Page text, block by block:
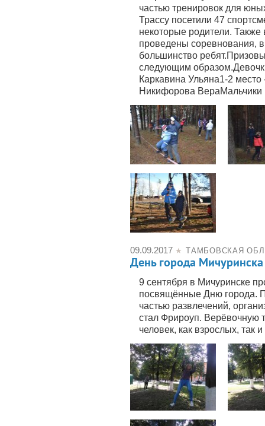
частью тренировок для
Трассу посетили 47
некоторые родители.
проведены соревнования,
большинство
следующим
Каркавина Ульяна1-2
Никифорова ВераМальчики
09.09.2017★ ТАМБОВСКАЯ
День города Мичуринска
9 сентября в Мичуринске
посвящённые Дню города.
частью развлечений,
стал Фрироуп. Верёвочную
человек, как взрослых, так и